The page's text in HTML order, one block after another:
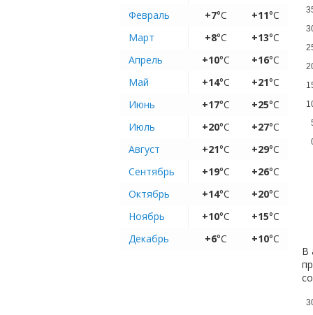
Февраль
+7°C +11°C
Март
+8°C +13°C
Апрель
+10°C +16°C
Май
+14°C +21°C
Июнь
+17°C +25°C
Июль
+20°C +27°C
Август
+21°C +29°C
Сентябрь
+19°C +26°C
Октябрь
+14°C +20°C
Ноябрь
+10°C +15°C
Декабрь
+6°C +10°C
В